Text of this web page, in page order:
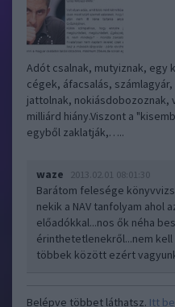
Adót csalnak, mutyiznak, egy
cégek, áfacsalás,
jattolnak, nokiásdobozoznak,
milliárd hiány.Viszont a
egyből zaklatják,…..
waze 2013.02.01 08:01:30
Barátom felesége
nekik a NAV tanfolyam ahol
előadókkal...nos ők néha
érinthetetlenekről...nem
többek között ezért
Belépve többet láthatsz. Itt